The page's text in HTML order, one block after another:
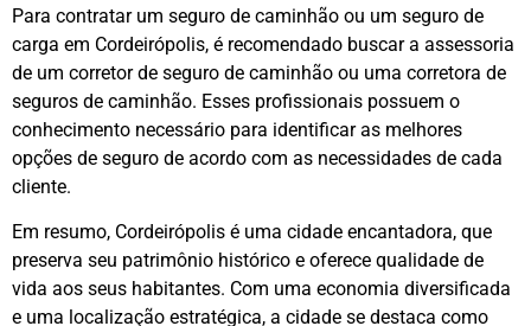
Para contratar um seguro de caminhão ou um seguro de
carga em Cordeirópolis, é recomendado buscar a assessoria
de um corretor de seguro de caminhão ou uma corretora de
seguros de caminhão. Esses profissionais possuem o
conhecimento necessário para identificar as melhores
opções de seguro de acordo com as necessidades de cada
cliente.
Em resumo, Cordeirópolis é uma cidade encantadora, que
preserva seu patrimônio histórico e oferece qualidade de
vida aos seus habitantes. Com uma economia diversificada
e uma localização estratégica, a cidade se destaca como